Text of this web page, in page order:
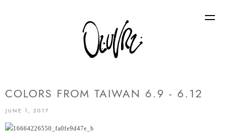
COLORS FROM TAIWAN 6.9 - 6.12
JUNE 1, 2017